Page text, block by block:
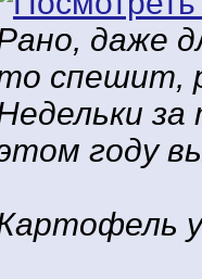
даже
спешит,
за
году